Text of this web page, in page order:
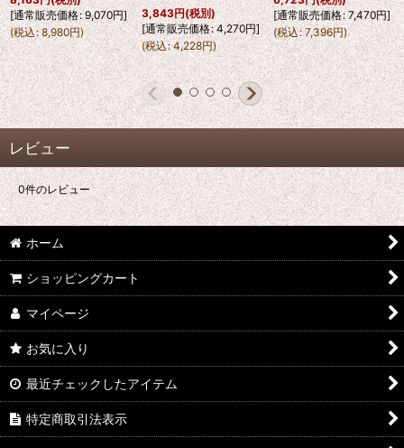
[通常販売価格: 9,070円]
(税込: 8,980円)
3,843円(税別)
[通常販売価格: 4,270円]
(税込: 4,228円)
[通常販売価格: 7,470円]
(税込 : 7,396円)
レビュー
0件のレビュー
ホーム
ショッピングカート
マイページ
お気に入り
最近チェックしたアイテム
特定商取引法表示